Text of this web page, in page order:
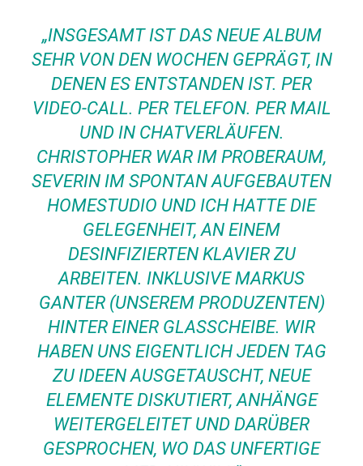
„INSGESAMT IST DAS NEUE ALBUM
SEHR VON DEN WOCHEN GEPRÄGT, IN
DENEN ES ENTSTANDEN IST. PER
VIDEO-CALL. PER TELEFON. PER MAIL
UND IN CHATVERLÄUFEN.
CHRISTOPHER WAR IM PROBERAUM,
SEVERIN IM SPONTAN AUFGEBAUTEN
HOMESTUDIO UND ICH HATTE DIE
GELEGENHEIT, AN EINEM
DESINFIZIERTEN KLAVIER ZU
ARBEITEN. INKLUSIVE MARKUS
GANTER (UNSEREM PRODUZENTEN)
HINTER EINER GLASSCHEIBE. WIR
HABEN UNS EIGENTLICH JEDEN TAG
ZU IDEEN AUSGETAUSCHT, NEUE
ELEMENTE DISKUTIERT, ANHÄNGE
WEITERGELEITET UND DARÜBER
GESPROCHEN, WO DAS UNFERTIGE